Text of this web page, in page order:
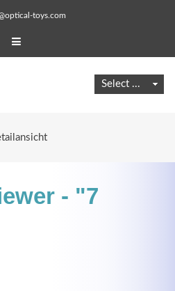
toys.com
- "7
Projects
consectetuer adipiscing